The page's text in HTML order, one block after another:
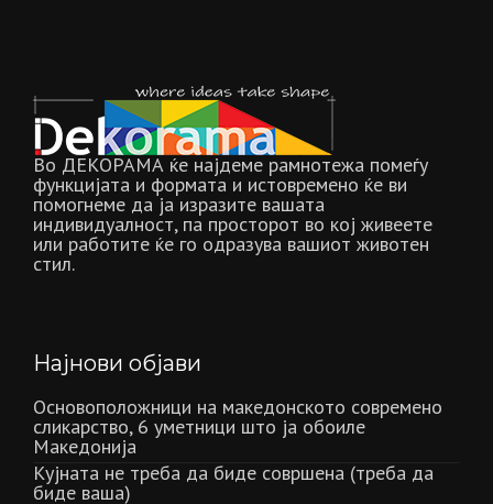
Во ДЕКОРАМА ќе најдеме рамнотежа помеѓу
функцијата и формата и истовремено ќе ви
помогнеме да ја изразите вашата
индивидуалност, па просторот во кој живеете
или работите ќе го одразува вашиот животен
стил.
Најнови објави
Основоположници на македонското современо
сликарство, 6 уметници што ја обоиле
Македонија
Кујната не треба да биде совршена (треба да
биде ваша)